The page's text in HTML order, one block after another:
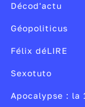
savoir
qui en
Décod'actu
Géopoliticus
Félix déLIRE
Sexotuto
Apocalypse : la